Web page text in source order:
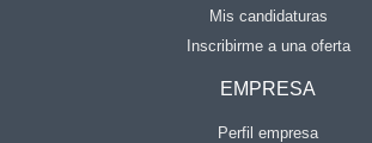
Mis candidaturas
Inscribirme a una oferta
EMPRESA
Perfil empresa